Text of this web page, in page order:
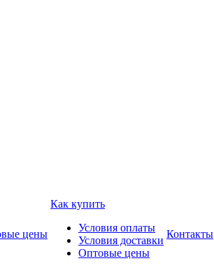
цены
Как купить
Условия оплаты
Условия доставки
Оптовые цены
Контакты